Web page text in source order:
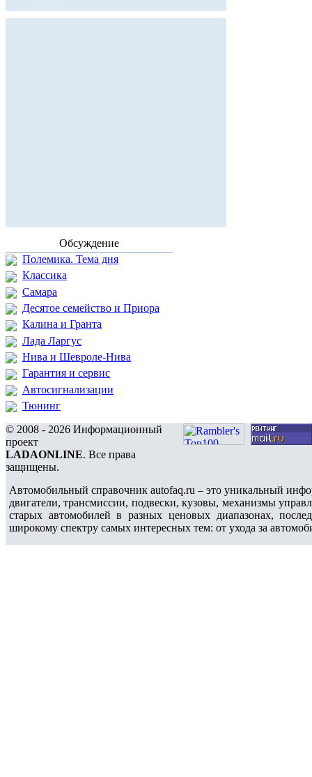
Обсуждение
Полемика. Тема дня
Классика
Самара
Десятое семейство и Приора
Калина и Гранта
Лада Ларгус
Нива и Шевроле-Нива
Гарантия и сервис
Автосигнализации
Тюнинг
© 2008 - 2026 Информационный
проект
LADAONLINE. Все права
защищены.
Автомобильный справочник autofaq.ru – это уникальный
двигатели, трансмиссии, подвески, кузовы, механизмы
старых автомобилей в разных ценовых диапазонах,
широкому спектру самых интересных тем: от ухода за